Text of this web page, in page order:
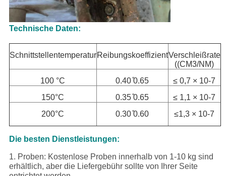
Technische Daten:
SchnittstellentemperaturReibungskoeffizientVerschleißrate
((CM3/NM)
100 °C
0.40 ̊0.65
≤ 0,7 × 10-7
150°C
0.35 ̊0.65
≤ 1,1 × 10-7
200°C
0.30 ̊0.60 ≤1,3 × 10-7
Die besten Dienstleistungen:
1. Proben: Kostenlose Proben innerhalb von 1-10 kg sind
erhältlich, aber die Liefergebühr sollte von Ihrer Seite